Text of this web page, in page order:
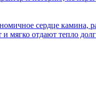
сердце
отдают тепло